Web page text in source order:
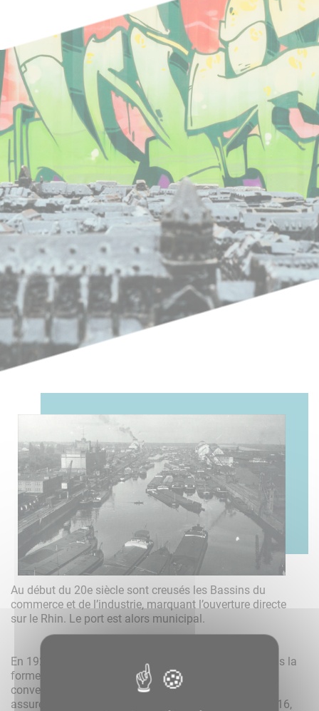
Au début du 20e siècle sont creusés les Bassins du
commerce et de l’industrie, marquant l’ouverture directe
sur le Rhin. Le port est alors municipal.
En 1926, le Port autonome de Strasbourg est créé sous la
forme d’un établissement public, en application d’une
convention entre l’État et la Ville de Strasbourg, pour
assurer l’extension des installations portuaires. En 2016,